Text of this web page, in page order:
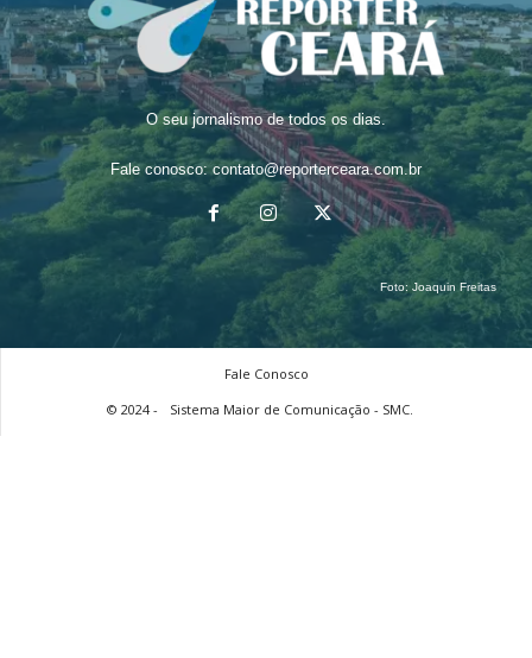
O seu jornalismo de todos os dias.
Fale conosco:contato@reporterceara.com.br
Foto: Joaquin Freitas
Fale Conosco
© 2024 -
Sistema Maior de Comunicação - SMC.